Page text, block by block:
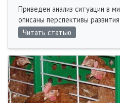
Приведен анализ ситуации в
описаны перспективы
Читать статью